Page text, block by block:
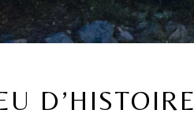
D’HISTOIRE